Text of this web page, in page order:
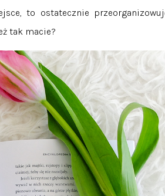
to ostatecznie
tak macie?